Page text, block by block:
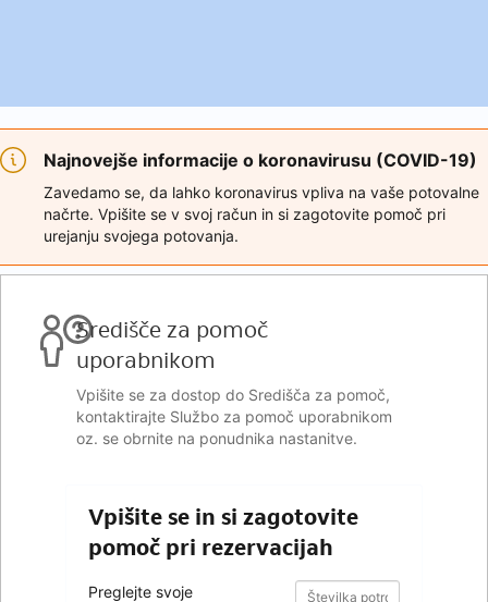
Najnovejše informacije o koronavirusu (COVID-19)
Zavedamo se, da lahko koronavirus vpliva na vaše potovalne
načrte. Vpišite se v svoj račun in si zagotovite pomoč pri
urejanju svojega potovanja.
Središče za pomoč
uporabnikom
Vpišite se za dostop do Središča za pomoč,
kontaktirajte Službo za pomoč uporabnikom
oz. se obrnite na ponudnika nastanitve.
Vpišite se in si zagotovite
pomoč pri rezervacijah
Preglejte svoje
Številka
Številka